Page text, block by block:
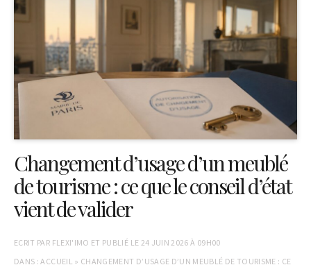
Changement d’usage d’un meublé
de tourisme : ce que le conseil d’état
vient de valider
ECRIT PAR FLEXI'IMO ET PUBLIÉ LE 24 JUIN 2026 À 09H00
DANS :ACCUEIL » CHANGEMENT D’USAGE D’UN MEUBLÉ DE TOURISME : CE